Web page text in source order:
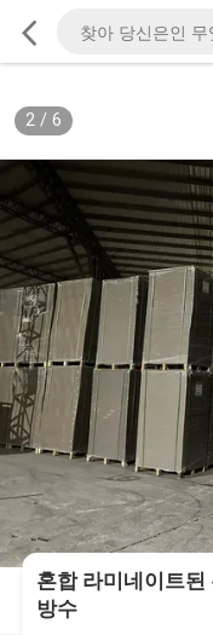
2/ 6
혼합 라미네이트된
방수